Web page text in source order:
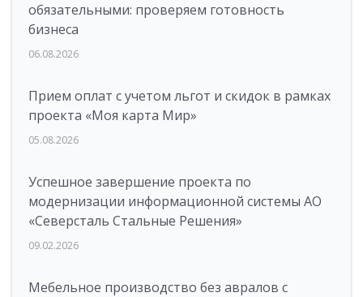
обязательными: проверяем готовность
бизнеса
06.08.2026
Прием оплат с учетом льгот и скидок в рамках
проекта «Моя карта Мир»
05.08.2026
Успешное завершение проекта по
модернизации информационной системы АО
«Северсталь Стальные Решения»
09.02.2026
Мебельное производство без авралов с